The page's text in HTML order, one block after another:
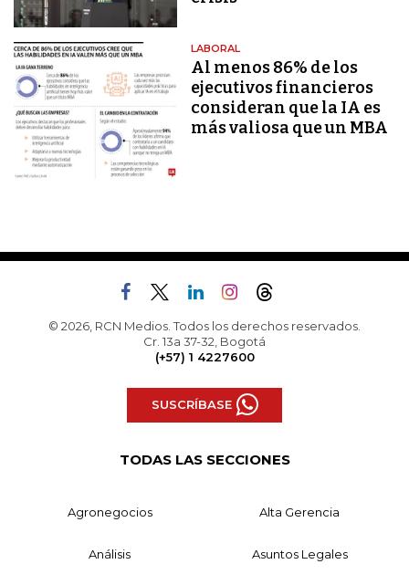
LABORAL
Al menos 86% de los
ejecutivos financieros
consideran que la IA es
más valiosa que un MBA
© 2026, RCN Medios. Todos los derechos reservados.
Cr. 13a 37-32, Bogotá
(+57) 1 4227600
SUSCRÍBASE
TODAS LAS SECCIONES
Agronegocios Alta Gerencia
Análisis Asuntos Legales